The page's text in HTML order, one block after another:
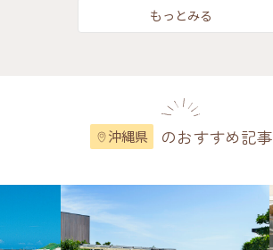
もっとみる
沖縄県 のおすすめ記事